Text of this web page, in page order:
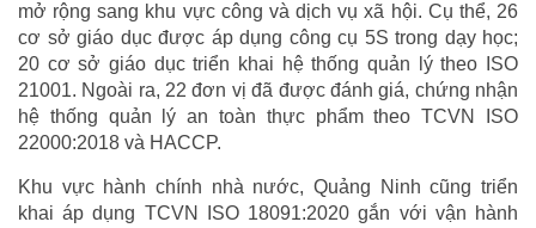
mở rộng sang khu vực công và dịch vụ xã hội. Cụ thể, 26
cơ sở giáo dục được áp dụng công cụ 5S trong dạy học;
20 cơ sở giáo dục triển khai hệ thống quản lý theo ISO
21001. Ngoài ra, 22 đơn vị đã được đánh giá, chứng nhận
hệ thống quản lý an toàn thực phẩm theo TCVN ISO
22000:2018 và HACCP.
Khu vực hành chính nhà nước, Quảng Ninh cũng triển
khai áp dụng TCVN ISO 18091:2020 gắn với vận hành